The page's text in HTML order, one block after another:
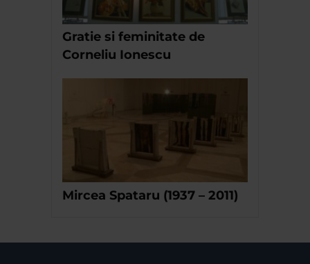
Gratie si feminitate de
Corneliu Ionescu
Mircea Spataru (1937 – 2011)